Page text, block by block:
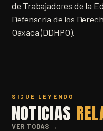
de Trabajadores de la
Defensoría de los
Oaxaca (DDHPO).
SIGUE LEYENDO
NOTICIAS
VER TODAS →